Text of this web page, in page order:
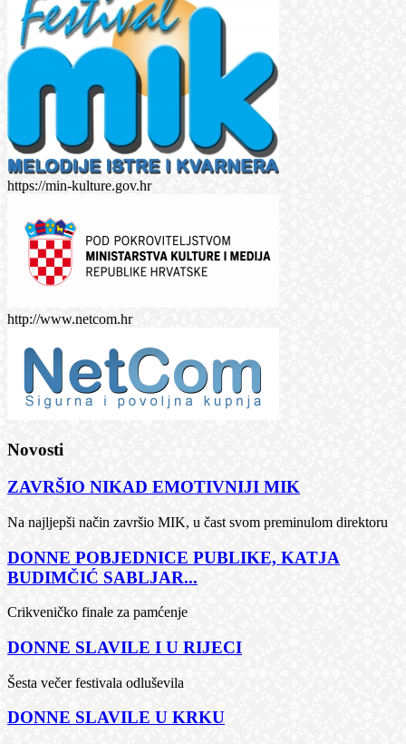
https://min-kulture.gov.hr
http://www.netcom.hr
Novosti
ZAVRŠIO NIKAD EMOTIVNIJI MIK
Na najljepši način završio MIK, u čast svom preminulom direktoru
DONNE POBJEDNICE PUBLIKE, KATJA
BUDIMČIĆ SABLJAR...
Crikveničko finale za pamćenje
DONNE SLAVILE I U RIJECI
Šesta večer festivala odluševila
DONNE SLAVILE U KRKU